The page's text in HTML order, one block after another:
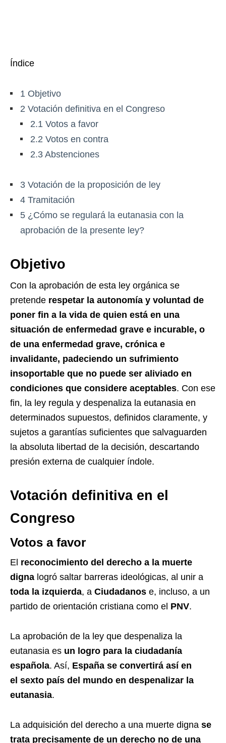
Índice
1 Objetivo
2 Votación definitiva en el Congreso
2.1 Votos a favor
2.2 Votos en contra
2.3 Abstenciones
3 Votación de la proposición de ley
4 Tramitación
5 ¿Cómo se regulará la eutanasia con la
aprobación de la presente ley?
Objetivo
Con la aprobación de esta ley orgánica se
pretende respetar la autonomía y voluntad de
poner fin a la vida de quien está en una
situación de enfermedad grave e incurable, o
de una enfermedad grave, crónica e
invalidante, padeciendo un sufrimiento
insoportable que no puede ser aliviado en
condiciones que considere aceptables. Con ese
fin, la ley regula y despenaliza la eutanasia en
determinados supuestos, definidos claramente, y
sujetos a garantías suficientes que salvaguarden
la absoluta libertad de la decisión, descartando
presión externa de cualquier índole.
Votación definitiva en el
Congreso
Votos a favor
El reconocimiento del derecho a la muerte
digna logró saltar barreras ideológicas, al unir a
toda la izquierda, a Ciudadanos e, incluso, a un
partido de orientación cristiana como el PNV.
La aprobación de la ley que despenaliza la
eutanasia es un logro para la ciudadanía
española. Así, España se convertirá así en
el sexto país del mundo en despenalizar la
eutanasia.
La adquisición del derecho a una muerte digna se
trata precisamente de un derecho no de una